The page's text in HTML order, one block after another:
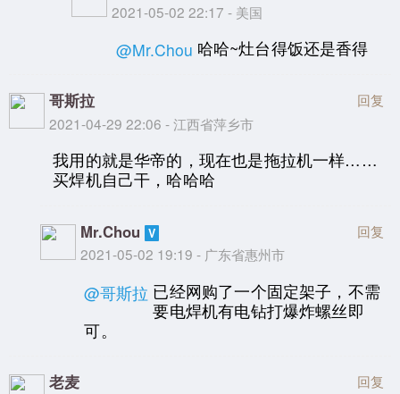
2021-05-02 22:17 - 美国
@Mr.Chou 哈哈~灶台得饭还是香得
哥斯拉
2021-04-29 22:06 - 江西省萍乡市
回复
我用的就是华帝的，现在也是拖拉机一样……
买焊机自己干，哈哈哈
Mr.Chou
2021-05-02 19:19 - 广东省惠州市
回复
@哥斯拉 已经网购了一个固定架子，不需
要电焊机有电钻打爆炸螺丝即
可。
老麦 回复